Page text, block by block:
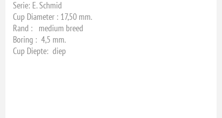
Serie: E. Schmid
Cup Diameter : 17,50 mm.
Rand : medium breed
Boring : 4,5 mm.
Cup Diepte: diep